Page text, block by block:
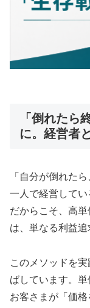
「倒れたら
に。経営者
「自分が倒れた
一人で経営してい
だからこそ、高
は、単なる利益追
このメソッドを
ばしています。単
お客さまが「価